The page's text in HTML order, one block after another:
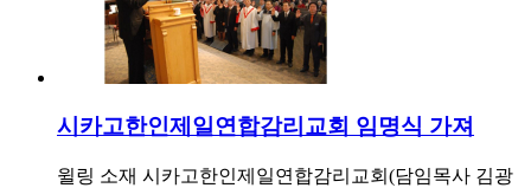
시카고한인제일연합감리교회 임명식 가져
윌링 소재 시카고한인제일연합감리교회(담임목사 김광